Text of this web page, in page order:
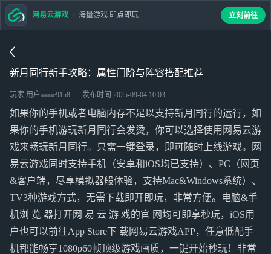
新月同行新手攻略：属性门阶与阵容搭配推荐
玩家 用户aaaae91h8 发布时间 2025-09-04 10:03
如果你的手机或者电脑内存不足以支持新月同行的运行，如
果你的手机游玩新月同行会发烫，你可以选择使用网易云游
戏来畅玩新月同行。只需一键登录，即可随时上线游戏。网
易云游戏同时支持手机（安卓和iOS均已支持）、PC（网页
&客户端，尽享模拟器般体验，支持Mac&Windows系统）、
TV3种游戏方式，无需下载即开即玩，非常方便。电脑&手
机浏 览 器打开网 易 云 游 戏的官 网均可即享秒玩，iOS用
户也可以前往App Store下 载网易云游戏APP，任意低配手
机都能畅享1080p60帧顶级游戏画质，一键开始秒玩！非常
网易云游戏 海量游戏 即点即玩 立刻前往